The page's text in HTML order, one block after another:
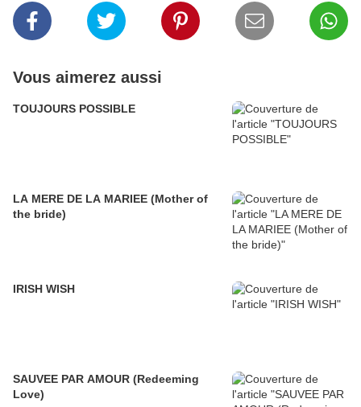
Vous aimerez aussi
TOUJOURS POSSIBLE
LA MERE DE LA MARIEE (Mother of
the bride)
IRISH WISH
SAUVEE PAR AMOUR (Redeeming
Love)